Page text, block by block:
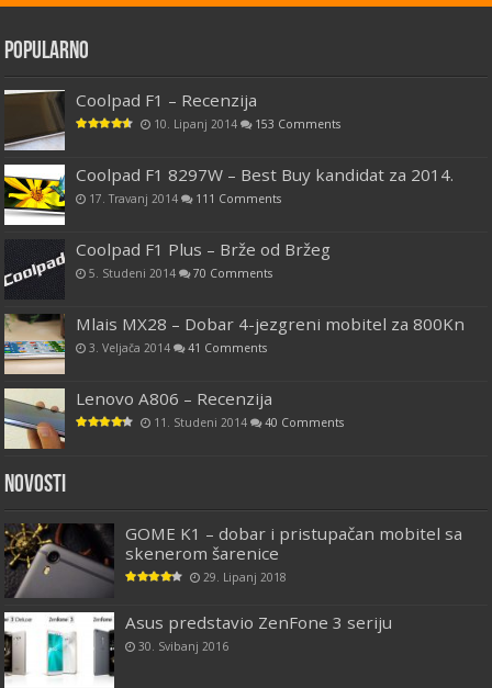
Popularno
Coolpad F1 – Recenzija
10. Lipanj 2014 153 Comments
Coolpad F1 8297W – Best Buy kandidat za 2014.
17. Travanj 2014 111 Comments
Coolpad F1 Plus – Brže od Bržeg
5. Studeni 2014 70 Comments
Mlais MX28 – Dobar 4-jezgreni mobitel za 800Kn
3. Veljača 2014 41 Comments
Lenovo A806 – Recenzija
11. Studeni 2014 40 Comments
Novosti
GOME K1 – dobar i pristupačan mobitel sa
skenerom šarenice
29. Lipanj 2018
Asus predstavio ZenFone 3 seriju
30. Svibanj 2016